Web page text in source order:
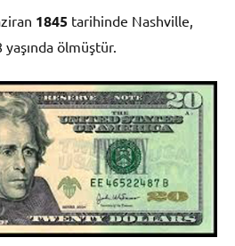
1845 tarihinde Nashville,
yaşında ölmüştür.